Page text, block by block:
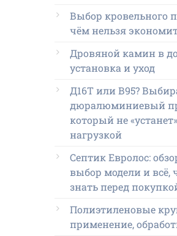
Выбор кровельного
чём нельзя
Дровяной камин в
установка и уход
Д16Т или В95?
дюралюминиевый
который не
нагрузкой
Септик Евролос:
выбор модели и всё,
знать перед
Полиэтиленовые
применение,